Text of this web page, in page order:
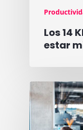
Los 14
estar